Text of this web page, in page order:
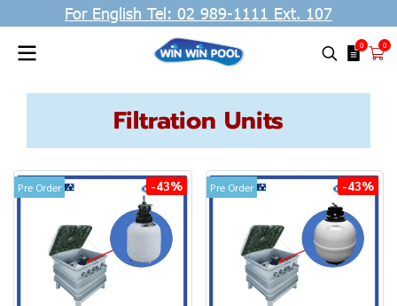
For English Tel: 02 989-1111 Ext. 107
0 0
Filtration Units
Pre Order -43% Pre Order -43%